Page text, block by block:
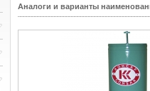
Аналоги и варианты